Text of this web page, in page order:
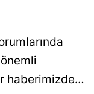
haberimizde…